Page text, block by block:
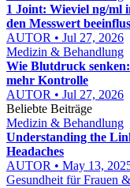
1 Joint: Wieviel ng/ml
den Messwert
AUTOR • Jul 27, 2026
Medizin & Behandlung
Wie Blutdruck
mehr Kontrolle
AUTOR • Jul 27, 2026
Beliebte Beiträge
Medizin & Behandlung
Understanding the
Headaches
AUTOR • May 13,
Gesundheit für Frauen